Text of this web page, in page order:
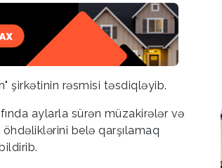
şirkətinin rəsmisi təsdiqləyib.
aylarla sürən müzakirələr və
belə qarşılamaq